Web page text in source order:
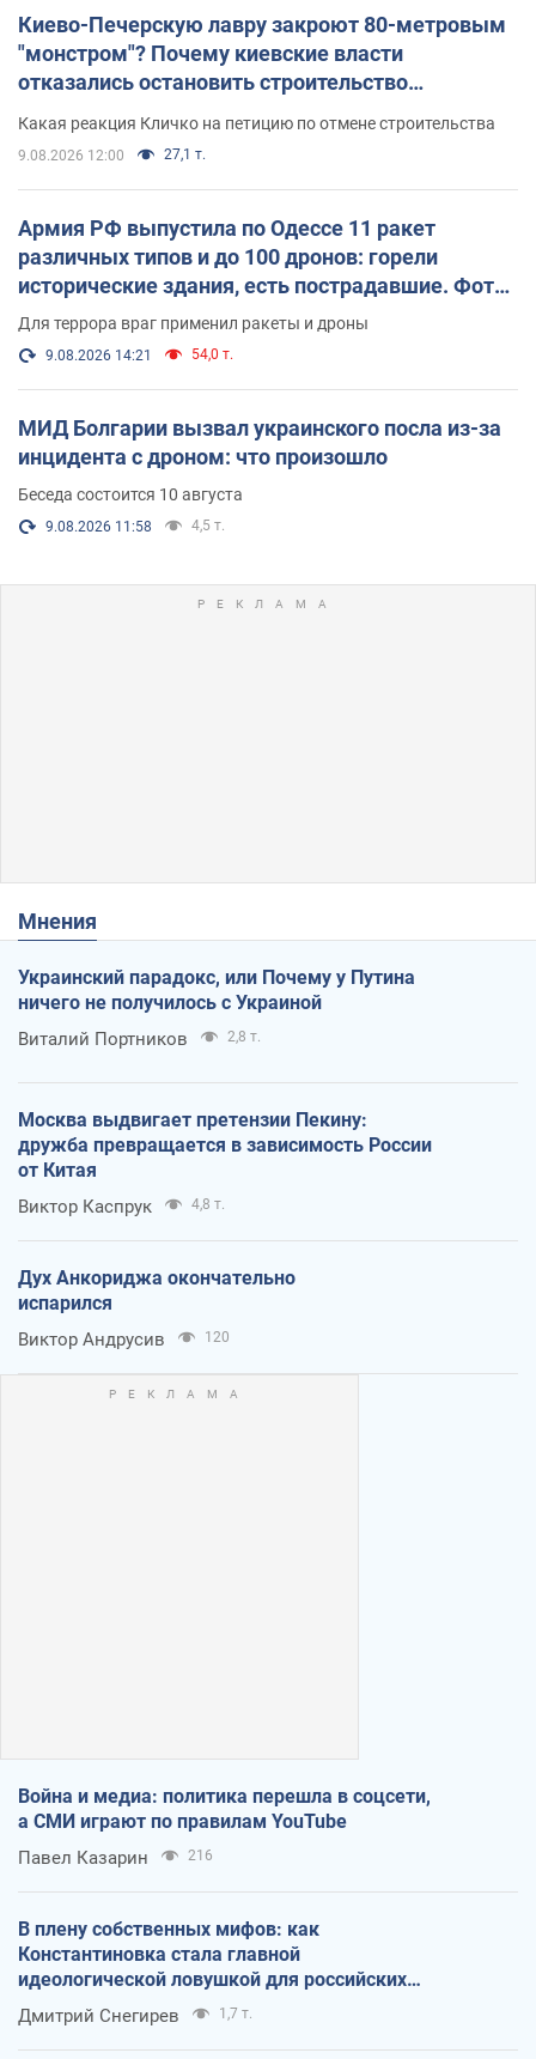
Киево-Печерскую лавру закроют 80-метровым
"монстром"? Почему киевские власти
отказались остановить строительство
Какая реакция Кличко на петицию по отмене строительства
9.08.2026 12:00 27,1 т.
Армия РФ выпустила по Одессе 11 ракет
различных типов и до 100 дронов: горели
исторические здания, есть пострадавшие. Фото
и видео
Для террора враг применил ракеты и дроны
9.08.2026 14:21 54,0 т.
МИД Болгарии вызвал украинского посла из-за
инцидента с дроном: что произошло
Беседа состоится 10 августа
9.08.2026 11:58 4,5 т.
Мнения
Украинский парадокс, или Почему у Путина
ничего не получилось с Украиной
Виталий Портников 2,8 т.
Москва выдвигает претензии Пекину:
дружба превращается в зависимость России
от Китая
Виктор Каспрук 4,8 т.
Дух Анкориджа окончательно
испарился
Виктор Андрусив 120
Война и медиа: политика перешла в соцсети,
а СМИ играют по правилам YouTube
Павел Казарин 216
В плену собственных мифов: как
Константиновка стала главной
идеологической ловушкой для российских
оккупантов
Дмитрий Снегирев 1,7 т.